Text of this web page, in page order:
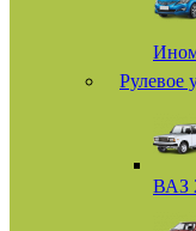
Рулевое
ВАЗ